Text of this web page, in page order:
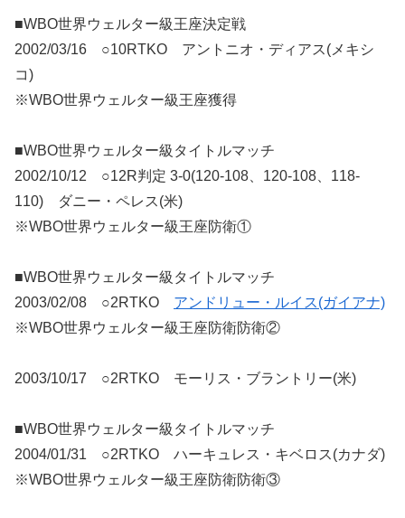
■WBO世界ウェルター級王座決定戦
2002/03/16 ○10RTKO アントニオ・ディアス(メキシ
コ)
※WBO世界ウェルター級王座獲得
■WBO世界ウェルター級タイトルマッチ
2002/10/12 ○12R判定 3-0(120-108、120-108、118-
110) ダニー・ペレス(米)
※WBO世界ウェルター級王座防衛①
■WBO世界ウェルター級タイトルマッチ
2003/02/08 ○2RTKO アンドリュー・ルイス(ガイアナ)
※WBO世界ウェルター級王座防衛防衛②
2003/10/17 ○2RTKO モーリス・ブラントリー(米)
■WBO世界ウェルター級タイトルマッチ
2004/01/31 ○2RTKO ハーキュレス・キベロス(カナダ)
※WBO世界ウェルター級王座防衛防衛③